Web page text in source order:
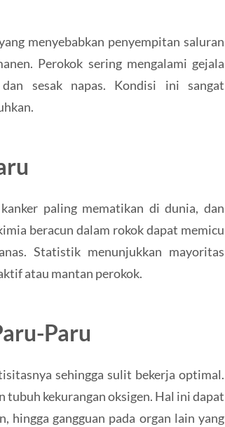
menyebabkan penyempitan saluran
Perokok sering mengalami gejala
sesak napas. Kondisi ini sangat
paling mematikan di dunia, dan
beracun dalam rokok dapat memicu
Statistik menunjukkan mayoritas
atau mantan perokok.
Paru
sehingga sulit bekerja optimal.
kekurangan oksigen. Hal ini dapat
hingga gangguan pada organ lain yang